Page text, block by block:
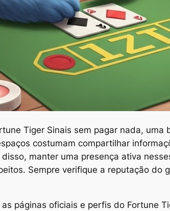
Tiger Sinais sem pagar nada,
costumam compartilhar
manter uma presença ativa
Sempre verifique a reputação do
páginas oficiais e perfis do Fortune